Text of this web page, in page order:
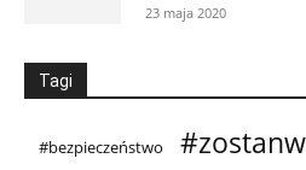
23 maja 2020
Tagi
#bezpieczeństwo